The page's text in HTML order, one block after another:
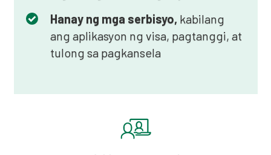
Hanay ng mga serbisyo, kabilang
ang aplikasyon ng visa, pagtanggi, at
tulong sa pagkansela